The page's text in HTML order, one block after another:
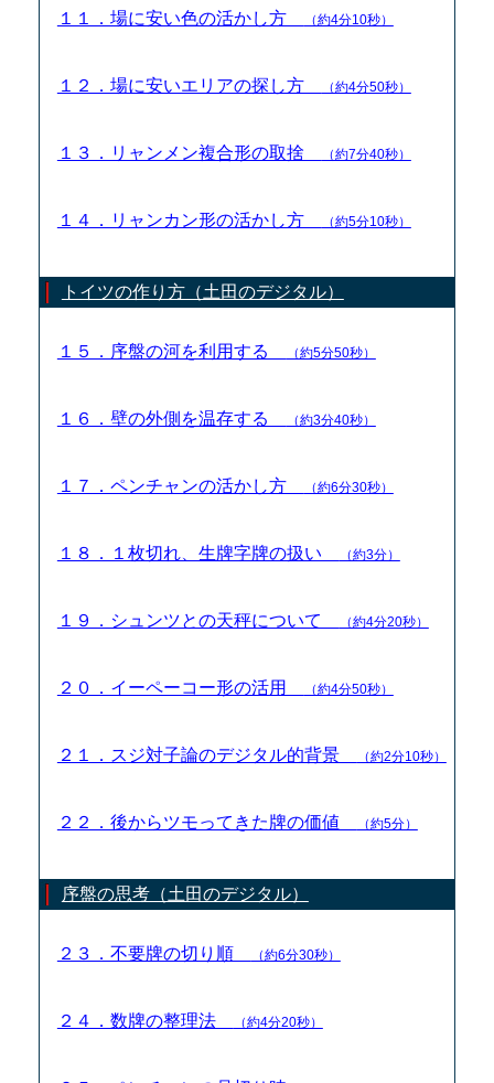
１１．場に安い色の活かし方 （約4分10秒）
１２．場に安いエリアの探し方 （約4分50秒）
１３．リャンメン複合形の取捨 （約7分40秒）
１４．リャンカン形の活かし方 （約5分10秒）
トイツの作り方（土田のデジタル）
１５．序盤の河を利用する （約5分50秒）
１６．壁の外側を温存する （約3分40秒）
１７．ペンチャンの活かし方 （約6分30秒）
１８．１枚切れ、生牌字牌の扱い （約3分）
１９．シュンツとの天秤について （約4分20秒）
２０．イーペーコー形の活用 （約4分50秒）
２１．スジ対子論のデジタル的背景 （約2分10秒）
２２．後からツモってきた牌の価値 （約5分）
序盤の思考（土田のデジタル）
２３．不要牌の切り順 （約6分30秒）
２４．数牌の整理法 （約4分20秒）